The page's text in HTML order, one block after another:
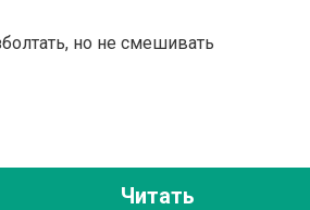
но не смешивать
Читать